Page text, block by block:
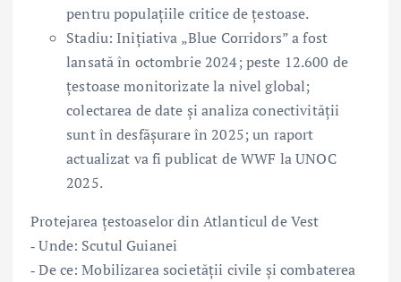
pentru populațiile critice de țestoase.
Stadiu: Inițiativa „Blue Corridors” a fost
lansată în octombrie 2024; peste 12.600 de
țestoase monitorizate la nivel global;
colectarea de date și analiza conectivității
sunt în desfășurare în 2025; un raport
actualizat va fi publicat de WWF la UNOC
2025.
Protejarea țestoaselor din Atlanticul de Vest
‑ Unde: Scutul Guianei
‑ De ce: Mobilizarea societății civile și combaterea